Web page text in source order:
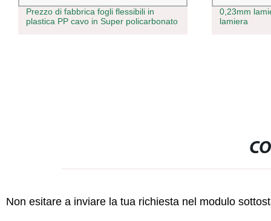
Prezzo di fabbrica fogli flessibili in
plastica PP cavo in Super policarbonato
0,23mm
lamiera
Non esitare a inviare la tua richiesta nel modulo